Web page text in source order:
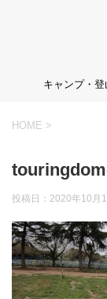
キャンプ・
HOME >
投稿日： 2020年10月